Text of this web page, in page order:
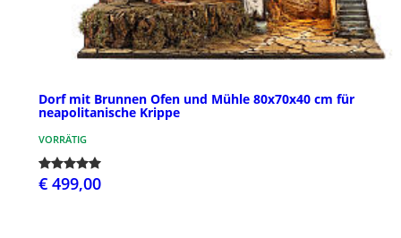
Dorf mit Brunnen Ofen und Mühle 80x70x40 cm für
neapolitanische Krippe
VORRÄTIG
€ 499,00